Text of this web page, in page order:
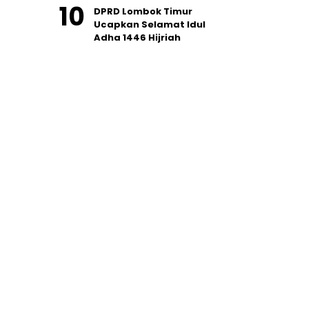
DPRD Lombok Timur
Ucapkan Selamat Idul
Adha 1446 Hijriah